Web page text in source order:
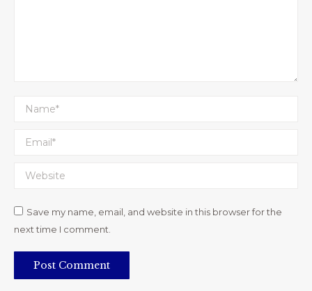
Name *
Email *
Website
Save my name, email, and website in this browser for the
next time I comment.
Post Comment